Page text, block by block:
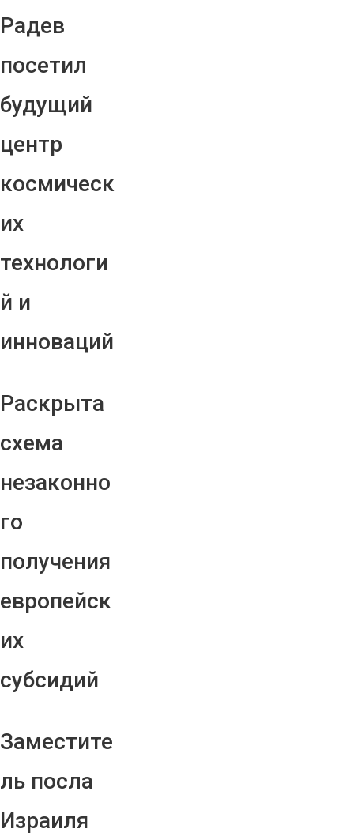
Радев
посетил
будущий
центр
космическ
их
технологи
й и
инноваций
Раскрыта
схема
незаконно
го
получения
европейск
их
субсидий
Заместите
ль посла
Израиля